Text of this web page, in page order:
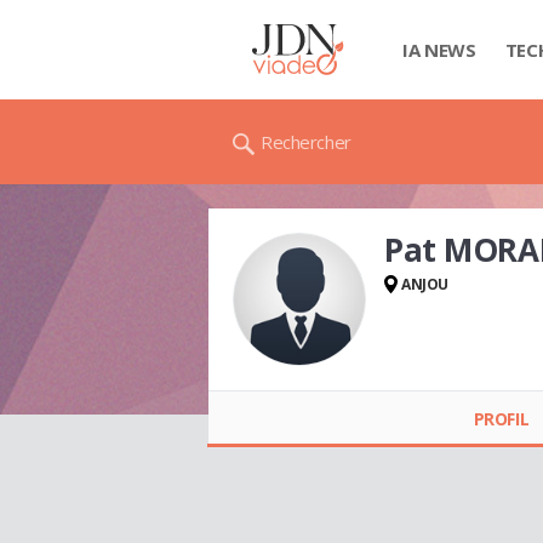
IA NEWS
Rechercher
Pat
ANJOU
PROFIL